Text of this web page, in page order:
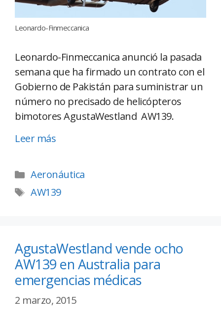
Leonardo-Finmeccanica
Leonardo-Finmeccanica anunció la pasada
semana que ha firmado un contrato con el
Gobierno de Pakistán para suministrar un
número no precisado de helicópteros
bimotores AgustaWestland AW139.
Leer más
Aeronáutica
AW139
AgustaWestland vende ocho
AW139 en Australia para
emergencias médicas
2 marzo, 2015